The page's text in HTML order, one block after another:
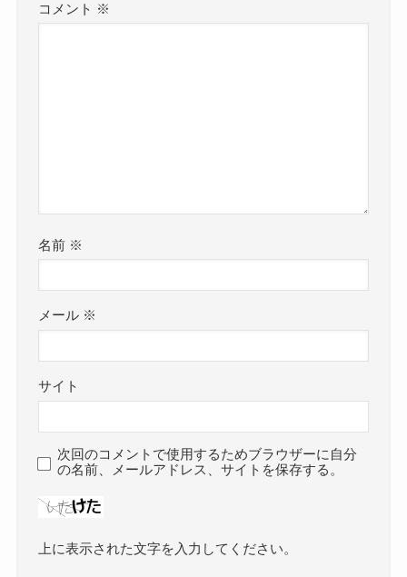
コメント ※
名前 ※
メール ※
サイト
次回のコメントで使用するためブラウザーに自分
の名前、メールアドレス、サイトを保存する。
上に表示された文字を入力してください。